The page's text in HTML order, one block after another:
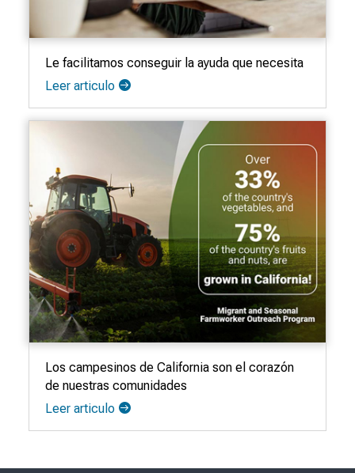
Le facilitamos conseguir la ayuda que necesita
Leer articulo
Los campesinos de California son el corazón
de nuestras comunidades
Leer articulo